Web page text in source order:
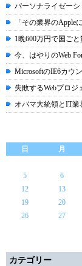
パーソナライゼーシ
「その業界のApple
1晩600万円で国ご
今、はやりのWeb
MicrosoftのIE6カウ
失敗するWebプロジ
オバマ大統領とIT
日
月
5
6
12
13
19
20
26
27
カテゴリー